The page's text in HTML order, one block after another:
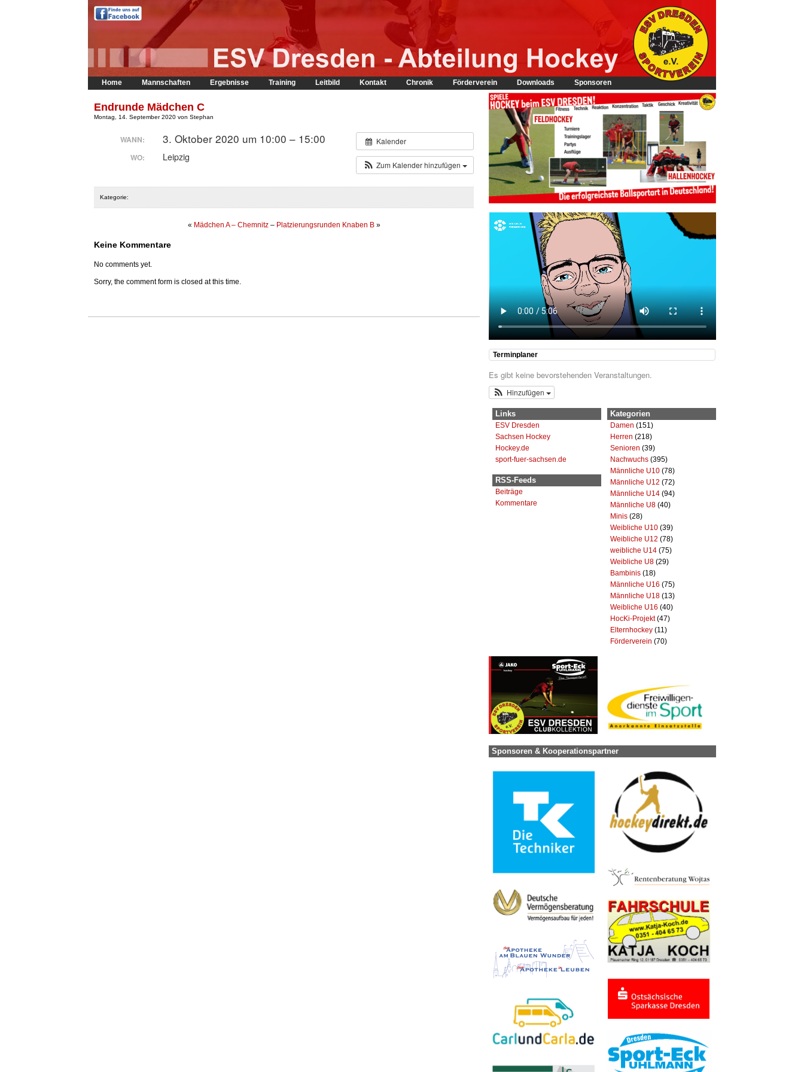
Home Mannschaften Ergebnisse Training Leitbild Kontakt Chronik Förderverein Downloads Sponsoren
Terminplaner
Es gibt keine bevorstehenden Veranstaltungen.
Hinzufügen
Kategorien
Damen (151)
Herren (218)
Senioren (39)
Nachwuchs (395)
Männliche U10 (78)
Männliche U12 (72)
Männliche U14 (94)
Männliche U8 (40)
Minis (28)
Weibliche U10 (39)
Weibliche U12 (78)
weibliche U14 (75)
Weibliche U8 (29)
Bambinis (18)
Männliche U16 (75)
Männliche U18 (13)
Weibliche U16 (40)
HocKi-Projekt(47)
Elternhockey (11)
Förderverein (70)
Links
ESV Dresden
Sachsen Hockey
Hockey.de
sport-fuer-sachsen.de
RSS-Feeds
Beiträge
Kommentare
Sponsoren & Kooperationspartner
Endrunde Mädchen C
Montag, 14. September 2020 von Stephan
Kalender
Zum Kalender hinzufügen
WANN: 3. Oktober 2020 um 10:00 – 15:00
WO: Leipzig
Kategorie:
« Mädchen A – Chemnitz– Platzierungsrunden Knaben B»
Keine Kommentare
No comments yet.
Sorry, the comment form is closed at this time.